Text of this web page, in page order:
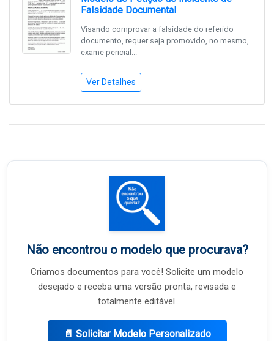
Falsidade Documental
Visando comprovar a falsidade do referido
documento, requer seja promovido, no mesmo,
exame pericial...
Ver Detalhes
Não encontrou o modelo que procurava?
Criamos documentos para você! Solicite um modelo
desejado e receba uma versão pronta, revisada e
totalmente editável.
📄 Solicitar Modelo Personalizado